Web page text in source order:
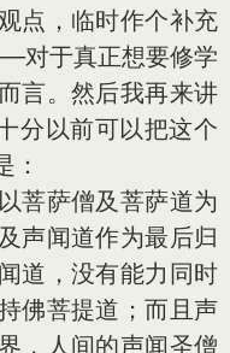
点，临时作个补充
对于真正想要修学
言。然后我再来讲
分以前可以把这个
：
萨僧及菩萨道为
声闻道作为最后归
道，没有能力同时
佛菩提道；而且声
，人间的声闻圣僧